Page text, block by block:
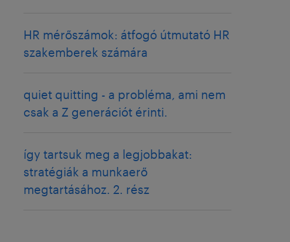
HR mérőszámok: átfogó útmutató HR
szakemberek számára
quiet quitting - a probléma, ami nem
csak a Z generációt érinti.
így tartsuk meg a legjobbakat:
stratégiák a munkaerő
megtartásához. 2. rész